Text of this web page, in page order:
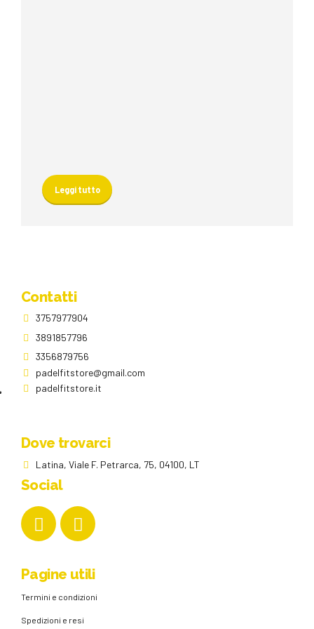
Leggi tutto
Contatti
3757977904
3891857796
3356879756
padelfitstore@gmail.com
padelfitstore.it
Dove trovarci
Latina, Viale F. Petrarca, 75, 04100, LT
Social
Pagine utili
Termini e condizioni
Spedizioni e resi